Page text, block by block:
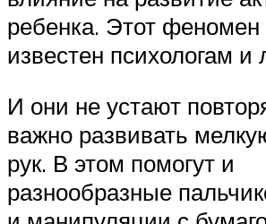
ребенка. Этот феномен
известен психологам и
И они не устают
важно развивать
рук. В этом помогут и
разнообразные